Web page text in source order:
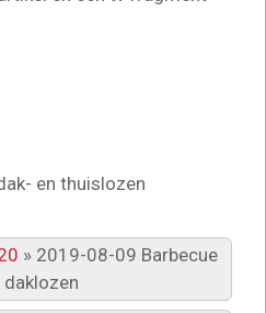
en thuislozen
» 2019-08-09 Barbecue